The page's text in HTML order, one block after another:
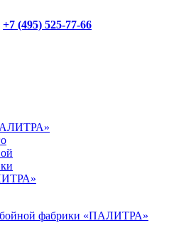
+7 (495) 525-77-66